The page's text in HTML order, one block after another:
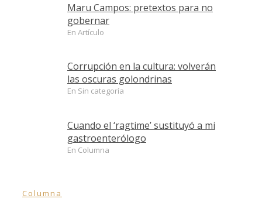
Maru Campos: pretextos para no
gobernar
En Artículo
Corrupción en la cultura: volverán
las oscuras golondrinas
En Sin categoría
Cuando el ‘ragtime’ sustituyó a mi
gastroenterólogo
En Columna
Columna